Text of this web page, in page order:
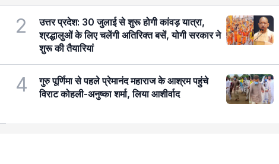
2
उत्तर प्रदेश: 30 जुलाई से शुरू होगी कांवड़ यात्रा,
श्रद्धालुओं के लिए चलेंगी अतिरिक्त बसें, योगी सरकार ने
शुरू की तैयारियां
4
गुरु पूर्णिमा से पहले प्रेमानंद महाराज के आश्रम पहुंचे
विराट कोहली-अनुष्का शर्मा, लिया आशीर्वाद